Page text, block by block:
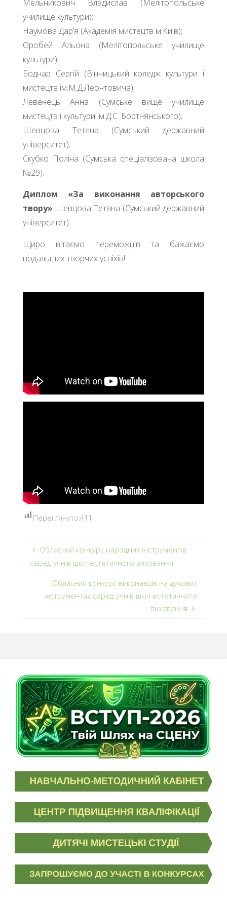
Мельникович Владислав (Мелітопольське
училище культури);
Наумова Дар’я (Академія мистецтв м.Київ);
Оробей Альона (Мелітопольське училище
культури);
Боднар Сергій (Вінницький коледж культури і
мистецтв ім.М.Д.Леонтовича);
Левенець Анна (Сумське вище училище
мистецтв і культури ім.Д.С. Бортнянського);
Шевцова Тетяна (Сумський державний
університет);
Скубко Поліна (Сумська спеціалізована школа
№29).
Диплом «За виконання авторського
твору» Шевцова Тетяна (Сумський державний
університет).
Щиро вітаємо переможців та бажаємо
подальших творчих успіхів!
Переглянуто:411
Обласний конкурс народних інструментів
серед учнів шкіл естетичного виховання
Обласний конкурс виконавців на духових
інструментах серед учнів шкіл естетичного
виховання